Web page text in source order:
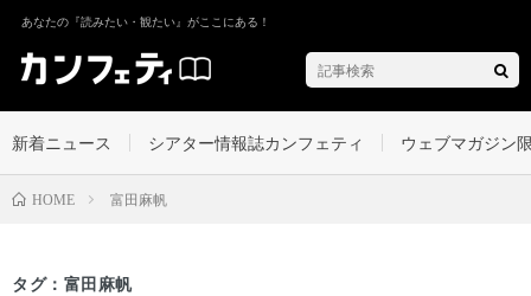
あなたの『読みたい・観たい』がここにある！
新着ニュース シアター情報誌カンフェティ ウェブマガジン
HOME 富田麻帆
タグ：富田麻帆